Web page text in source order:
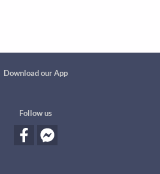
Download our App
Follow us